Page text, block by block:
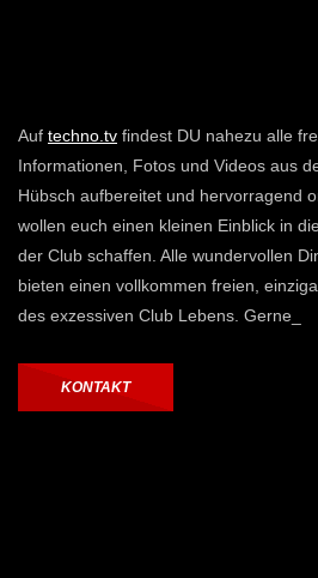
Auf techno.tv findest DU nahezu alle
Informationen, Fotos und Videos aus
Hübsch aufbereitet und hervorragend
wollen euch einen kleinen Einblick in
der Club schaffen. Alle wundervollen
bieten einen vollkommen freien,
des exzessiven Club Lebens. Gerne_
KONTAKT